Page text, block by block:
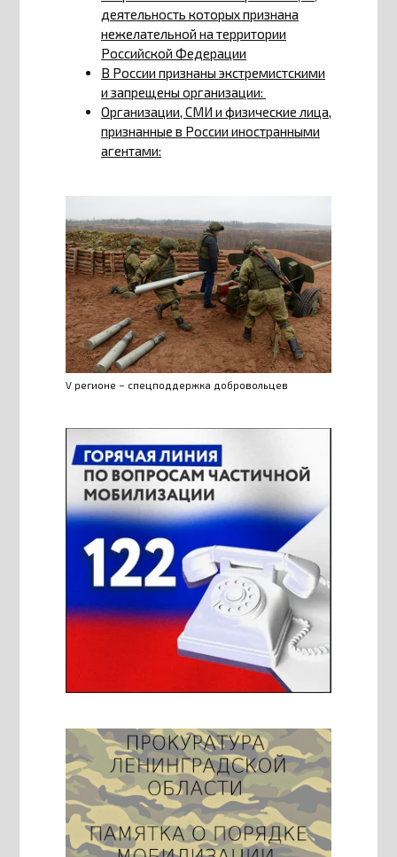
деятельность которых признана
нежелательной на территории
Российской Федерации
В России признаны экстремистскими
и запрещены организации:
Организации, СМИ и физические лица,
признанные в России иностранными
агентами:
V регионе – спецподдержка добровольцев